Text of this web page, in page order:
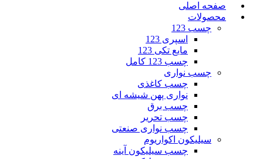
صفحه اصلی
محصولات
چسب 123
اسپری 123
مایع تکی 123
چسب 123 کامل
چسب نواری
چسب کاغذی
نواری پهن شیشه ای
چسب برق
چسب تحریر
چسب نواری صنعتی
سیلیکون اکواریوم
چسب سیلیکون آینه